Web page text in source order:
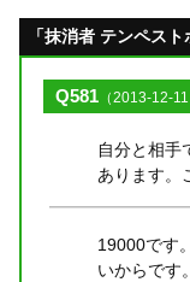
「抹消者 テンペス
Q581 （2013-12-11
自分と相手
あります。
19000です
いからです。